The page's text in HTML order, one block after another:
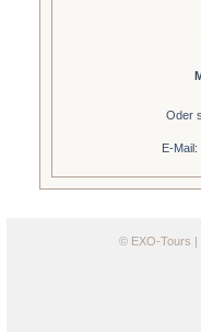
Oder
E-
© EXO-Tours